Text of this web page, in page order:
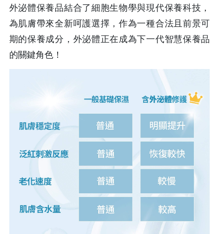
外泌體保養品結合了細胞生物學與現代保養科技，
為肌膚帶來全新呵護選擇，作為一種合法且前景可
期的保養成分，外泌體正在成為下一代智慧保養品
的關鍵角色！